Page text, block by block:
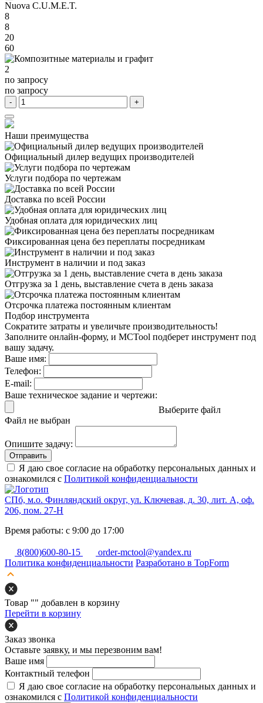
Nuova C.U.M.E.T.
8
8
20
60
2
по запросу
по запросу
- +
Наши преимущества
Официальный дилер ведущих производителей
Услуги подбора по чертежам
Доставка по всей России
Удобная оплата для юридических лиц
Фиксированная цена без переплаты посредникам
Инструмент в наличии и под заказ
Отгрузка за 1 день, выставление счета в день заказа
Отсрочка платежа постоянным клиентам
Подбор инструмента
Сократите затраты и увеличьте производительность!
Заполните онлайн-форму, и MCTool подберет инструмент под
вашу задачу.
Ваше имя:
Телефон:
E-mail:
Ваше техническое задание и чертежи:
Выберите файл
Файл не выбран
Опишите задачу:
Отправить
Я даю свое согласие на обработку персональных данных и
ознакомился с Политикой конфиденциальности
СПб, м.о. Финляндский округ, ул. Ключевая, д. 30, лит. А, оф.
206, пом. 27-Н
Время работы: с 9:00 до 17:00
8(800)600-80-15
order-mctool@yandex.ru
Политика конфиденциальности Разработано в TopForm
Товар "" добавлен в корзину
Перейти в корзину
Заказ звонка
Оставьте заявку, и мы перезвоним вам!
Ваше имя
Контактный телефон
Я даю свое согласие на обработку персональных данных и
ознакомился с Политикой конфиденциальности